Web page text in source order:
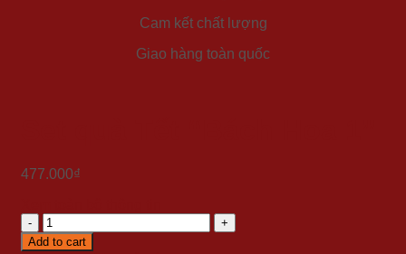
Cam kết chất lượng
Giao hàng toàn quốc
477.000₫
Set
quà
Add to cart